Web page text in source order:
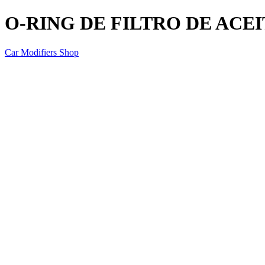
O-RING DE FILTRO DE
Car Modifiers Shop